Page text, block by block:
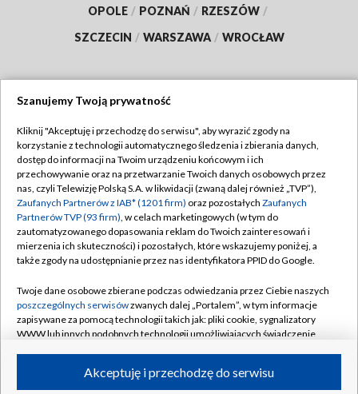
OPOLE / POZNAŃ / RZESZÓW /
SZCZECIN / WARSZAWA / WROCŁAW
TVP
Abonament TVP
Emisja w TVP
Centrum informacji TVP
Naziemna Telewizja Cyfrowa
Rada Programowa
System NOS
Informacje o nadawcy
Program dla prasy
Regulamin TVP
Polityka prywatności
Moje zgody
Pomoc
Kontakt
Kanały
Szanujemy Twoją prywatność
Kliknij "Akceptuję i przechodzę do serwisu", aby wyrazić zgody na
korzystanie z technologii automatycznego śledzenia i zbierania danych,
dostęp do informacji na Twoim urządzeniu końcowym i ich
przechowywanie oraz na przetwarzanie Twoich danych osobowych przez
nas, czyli Telewizję Polską S.A. w likwidacji (zwaną dalej również „TVP”),
Zaufanych Partnerów z IAB* (1201 firm) oraz pozostałych Zaufanych
Partnerów TVP (93 firm), w celach marketingowych (w tym do
zautomatyzowanego dopasowania reklam do Twoich zainteresowań i
mierzenia ich skuteczności) i pozostałych, które wskazujemy poniżej, a
także zgody na udostępnianie przez nas identyfikatora PPID do Google.
Twoje dane osobowe zbierane podczas odwiedzania przez Ciebie naszych
poszczególnych serwisówzwanych dalej „Portalem”, w tym informacje
zapisywane za pomocą technologii takich jak: pliki cookie, sygnalizatory
WWW lub innych podobnych technologii umożliwiających świadczenie
ruchu w Internecie.Akceptuję i przechodzę do serwisu